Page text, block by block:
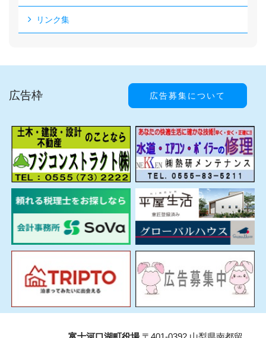
リンク集
広告枠 広告募集について